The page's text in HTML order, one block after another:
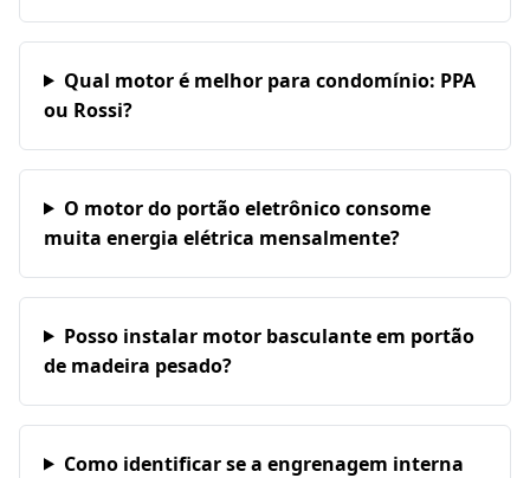
Qual motor é melhor para condomínio: PPA
ou Rossi?
O motor do portão eletrônico consome
muita energia elétrica mensalmente?
Posso instalar motor basculante em portão
de madeira pesado?
Como identificar se a engrenagem interna